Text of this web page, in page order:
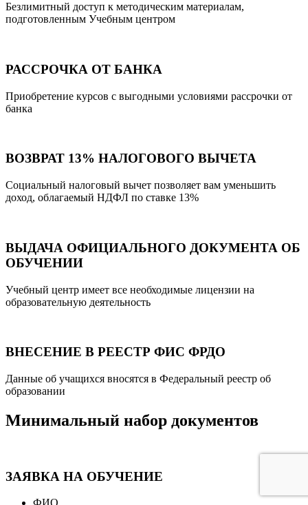
Безлимитный доступ к методическим материалам,
подготовленным Учебным центром
РАССРОЧКА ОТ БАНКА
Приобретение курсов с выгодными условиями рассрочки от
банка
ВОЗВРАТ 13% НАЛОГОВОГО ВЫЧЕТА
Социальный налоговый вычет позволяет вам уменьшить
доход, облагаемый НДФЛ по ставке 13%
ВЫДАЧА ОФИЦИАЛЬНОГО ДОКУМЕНТА ОБ
ОБУЧЕНИИ
Учебный центр имеет все необходимые лицензии на
образовательную деятельность
ВНЕСЕНИЕ В РЕЕСТР ФИС ФРДО
Данные об учащихся вносятся в Федеральный реестр об
образовании
Минимальный набор документов
ЗАЯВКА НА ОБУЧЕНИЕ